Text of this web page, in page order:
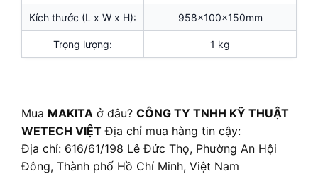
Kích thước (L x W x H): 958x100x150mm
Trọng lượng: 1 kg
Mua MAKITA ở đâu? CÔNG TY TNHH KỸ THUẬT
WETECH VIỆT Địa chỉ mua hàng tin cậy:
Địa chỉ: 616/61/198 Lê Đức Thọ, Phường An Hội
Đông, Thành phố Hồ Chí Minh, Việt Nam